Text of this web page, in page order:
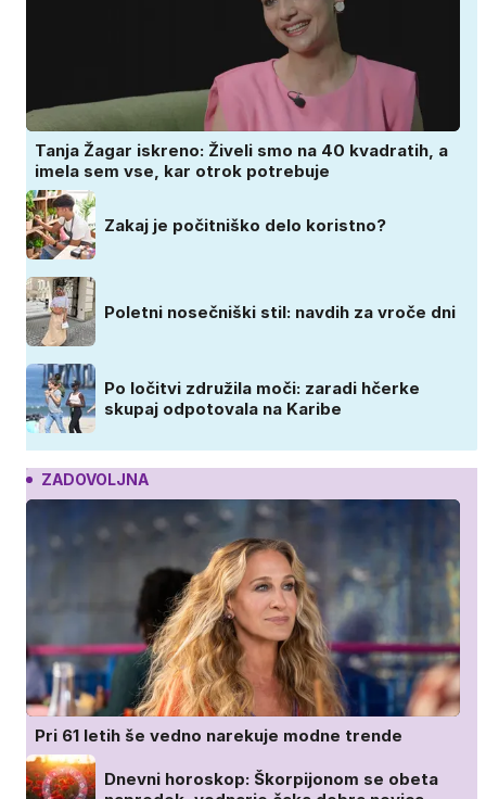
Tanja Žagar iskreno: Živeli smo na 40 kvadratih, a
imela sem vse, kar otrok potrebuje
Zakaj je počitniško delo koristno?
Poletni nosečniški stil: navdih za vroče dni
Po ločitvi združila moči: zaradi hčerke
skupaj odpotovala na Karibe
ZADOVOLJNA
Pri 61 letih še vedno narekuje modne trende
Dnevni horoskop: Škorpijonom se obeta